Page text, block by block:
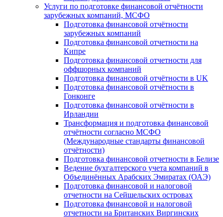
Услуги по подготовке финансовой отчётности
зарубежных компаний, МСФО
Подготовка финансовой отчётности
зарубежных компаний
Подготовка финансовой отчетности на
Кипре
Подготовка финансовой отчетности для
оффшорных компаний
Подготовка финансовой отчётности в UK
Подготовка финансовой отчётности в
Гонконге
Подготовка финансовой отчётности в
Ирландии
Трансформация и подготовка финансовой
отчётности согласно МСФО
(Международные стандарты финансовой
отчётности)
Подготовка финансовой отчетности в Белизе
Ведение бухгалтерского учета компаний в
Объединённых Арабских Эмиратах (ОАЭ)
Подготовка финансовой и налоговой
отчетности на Сейшельских островах
Подготовка финансовой и налоговой
отчетности на Британских Виргинских